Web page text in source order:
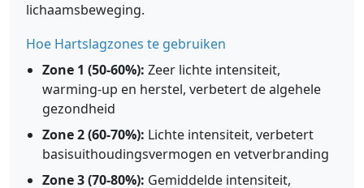
lichaamsbeweging.
Hoe Hartslagzones te gebruiken
Zone 1 (50-60%): Zeer lichte intensiteit,
warming-up en herstel, verbetert de algehele
gezondheid
Zone 2 (60-70%): Lichte intensiteit, verbetert
basisuithoudingsvermogen en vetverbranding
Zone 3 (70-80%): Gemiddelde intensiteit,